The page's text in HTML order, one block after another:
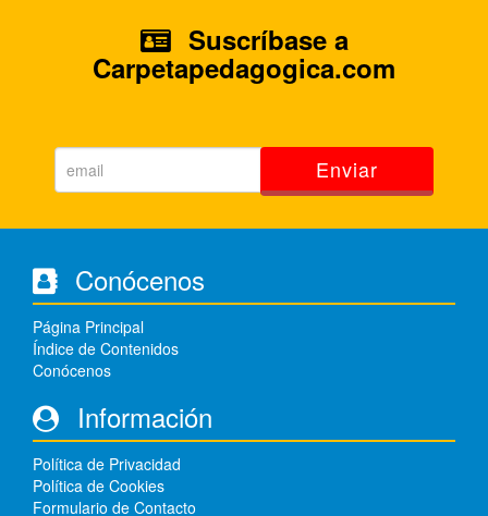
Suscríbase a
Carpetapedagogica.com
Enviar
Conócenos
Página Principal
Índice de Contenidos
Conócenos
Información
Política de Privacidad
Política de Cookies
Formulario de Contacto